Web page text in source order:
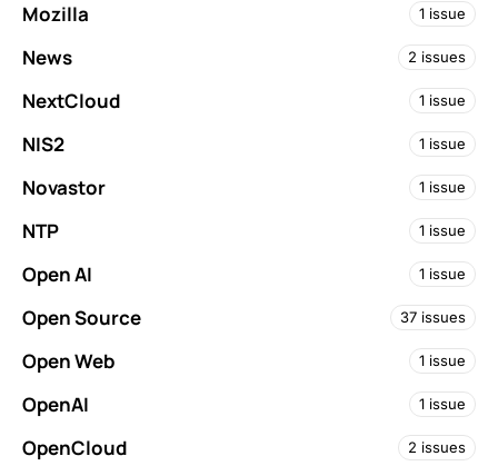
Mozilla 1 issue
News 2 issues
NextCloud 1 issue
NIS2 1 issue
Novastor 1 issue
NTP 1 issue
Open AI 1 issue
Open Source 37 issues
Open Web 1 issue
OpenAI 1 issue
OpenCloud 2 issues